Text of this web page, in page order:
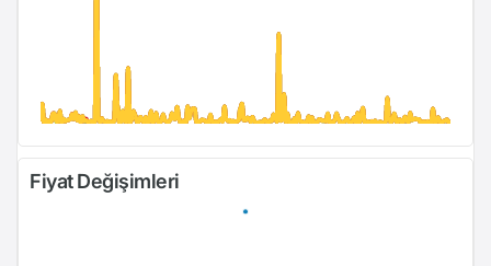
Fiyat Değişimleri